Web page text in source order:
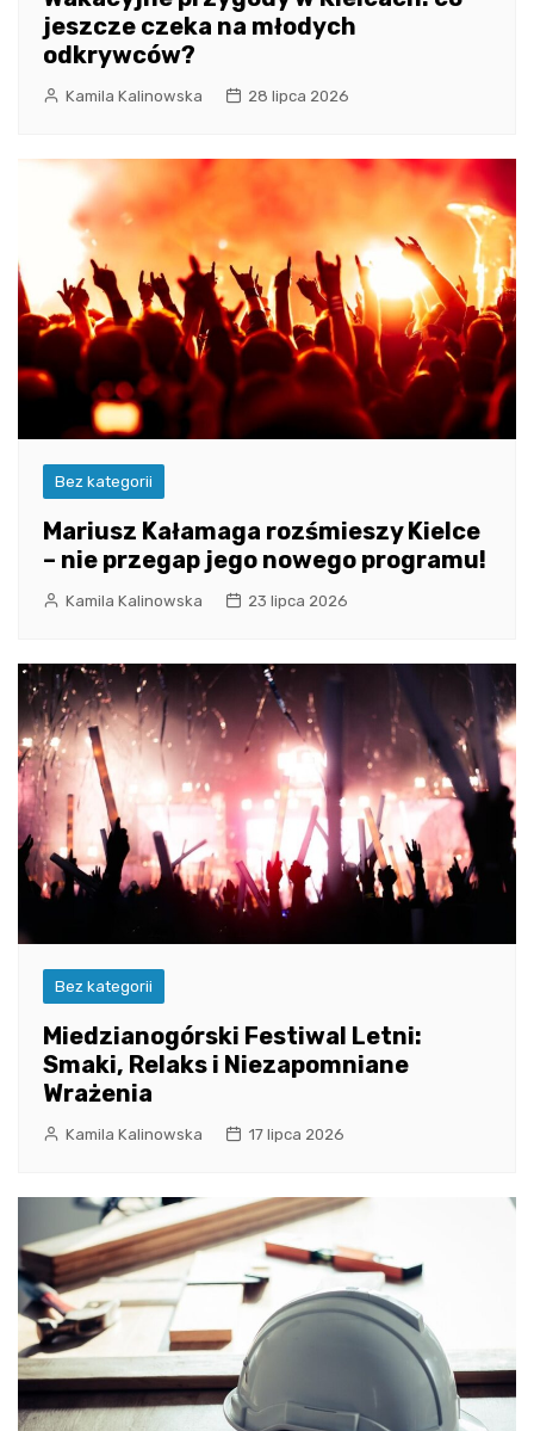
jeszcze czeka na młodych
odkrywców?
Kamila Kalinowska 28 lipca 2026
Bez kategorii
Mariusz Kałamaga rozśmieszy Kielce
– nie przegap jego nowego programu!
Kamila Kalinowska 23 lipca 2026
Bez kategorii
Miedzianogórski Festiwal Letni:
Smaki, Relaks i Niezapomniane
Wrażenia
Kamila Kalinowska 17 lipca 2026